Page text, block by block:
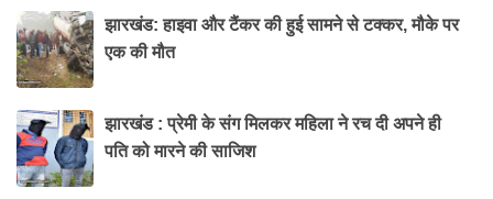
झारखंड: हाइवा और टैंकर की हुई सामने से टक्कर, मौके पर
एक की मौत
झारखंड : प्रेमी के संग मिलकर महिला ने रच दी अपने ही
पति को मारने की साजिश